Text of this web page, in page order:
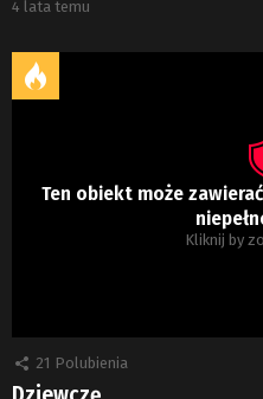
4 lata temu
Ten obiekt może
Kliknij by
21 Polubienia